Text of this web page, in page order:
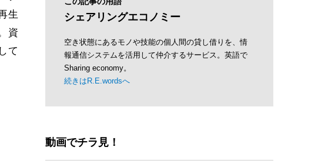
生
資
て
シェアリングエコノミー
空き状態にあるモノや技能の個人間の貸し借りを、情
報通信システムを活用して仲介するサービス。英語で
Sharing economy。
続きはR.E.wordsへ
動画でチラ見！